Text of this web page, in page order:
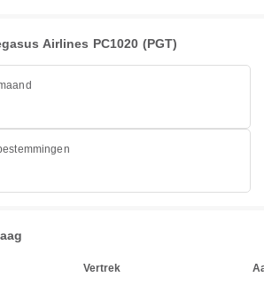
Airlines PC1020 (PGT)
Vertrek